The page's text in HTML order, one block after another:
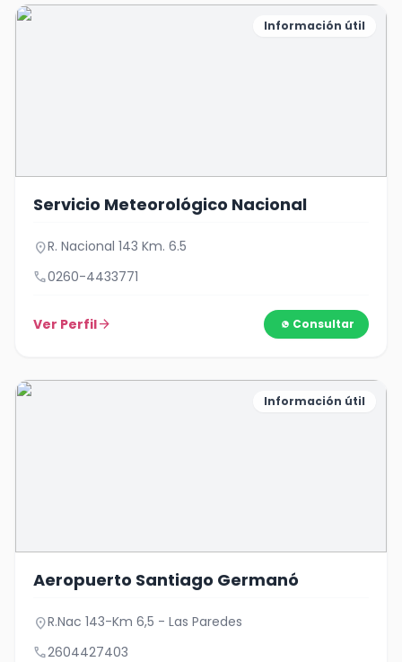
Información útil
Servicio Meteorológico Nacional
location_onR. Nacional 143 Km. 6.5
call0260-4433771
Ver Perfilarrow_forward Consultar
Información útil
Aeropuerto Santiago Germanó
location_onR.Nac 143-Km 6,5 - Las Paredes
call2604427403